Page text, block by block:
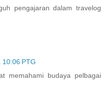
pengajaran dalam travelog
PTG
memahami budaya pelbagai